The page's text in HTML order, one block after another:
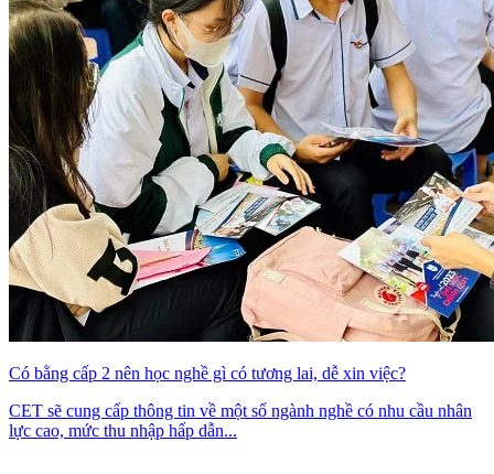
Có bằng cấp 2 nên học nghề gì có tương lai, dễ xin việc?
CET sẽ cung cấp thông tin về một số ngành nghề có nhu cầu nhân
lực cao, mức thu nhập hấp dẫn...